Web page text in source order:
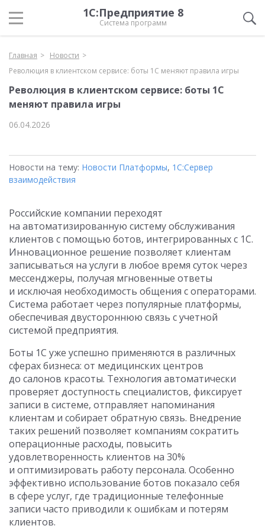
1С:Предприятие 8
Система программ
Главная
Новости
Революция в клиентском сервисе: боты 1С меняют правила игры
Революция в клиентском сервисе: боты 1С
меняют правила игры
06.04.2026
Новости на тему: Новости Платформы, 1С:Сервер
взаимодействия
Российские компании переходят
на автоматизированную систему обслуживания
клиентов с помощью ботов, интегрированных с 1С.
Инновационное решение позволяет клиентам
записываться на услуги в любое время суток через
мессенджеры, получая мгновенные ответы
и исключая необходимость общения с операторами.
Система работает через популярные платформы,
обеспечивая двустороннюю связь с учетной
системой предприятия.
Боты 1С уже успешно применяются в различных
сферах бизнеса: от медицинских центров
до салонов красоты. Технология автоматически
проверяет доступность специалистов, фиксирует
записи в системе, отправляет напоминания
клиентам и собирает обратную связь. Внедрение
таких решений позволяет компаниям сократить
операционные расходы, повысить
удовлетворенность клиентов на 30%
и оптимизировать работу персонала. Особенно
эффективно использование ботов показало себя
в сфере услуг, где традиционные телефонные
записи часто приводили к ошибкам и потерям
клиентов.